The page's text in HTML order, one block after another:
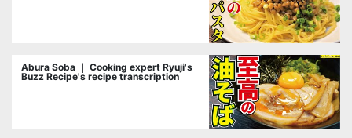
Abura Soba ｜ Cooking expert Ryuji's
Buzz Recipe's recipe transcription